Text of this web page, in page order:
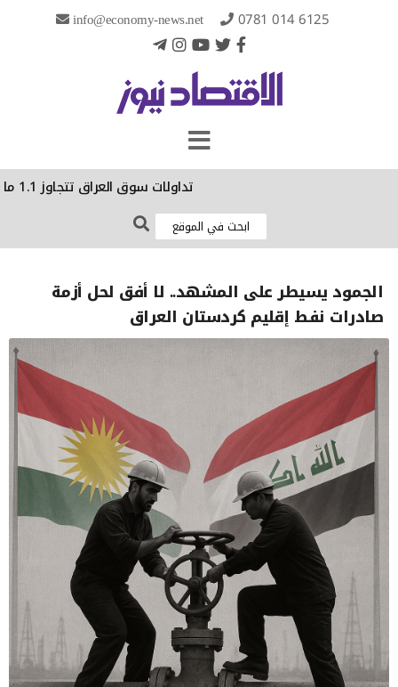
info@economy-news.net 0781 014 6125
تداولات سوق العراق تتجاوز 1.1 مليار دينار خلال جلسة اليوم
الجمود يسيطر على المشهد.. لا أفق لحل أزمة
صادرات نفط إقليم كردستان العراق